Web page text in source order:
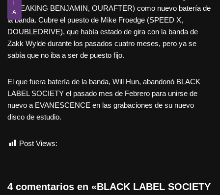
I
A
(BREAKING BENJAMIN, OURAFTER) como nuevo batería de
la banda. Cubre el puesto de Mike Froedge (SPEED X,
DOUBLEDRIVE), que había estado de gira con la banda de
Zakk Wylde durante los pasados cuatro meses, pero ya se
sabía que no iba a ser de puesto fijo.
El que fuera batería de la banda, Will Hun, abandonó BLACK
LABEL SOCIETY el pasado mes de Febrero para unirse de
nuevo a EVANESCENCE en las grabaciones de su nuevo
disco de estudio.
Post Views:
4 comentarios en «BLACK LABEL SOCIETY